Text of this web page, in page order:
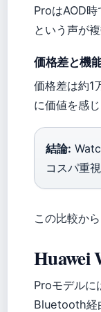
ProはAOD
という声が
価格差と機
価格差は約1
に価値を感
結論:
コスパ重
この比較か
Huawei
Proモデルに
Bluetooth経